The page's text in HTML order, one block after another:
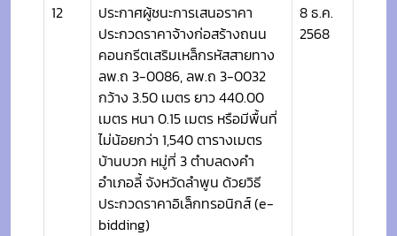
12
ประกาศผู้ชนะการเสนอราคา
ประกวดราคาจ้างก่อสร้างถนน
คอนกรีตเสริมเหล็กรหัสสายทาง
ลพ.ถ 3-0086, ลพ.ถ 3-0032
กว้าง 3.50 เมตร ยาว 440.00
เมตร หนา 0.15 เมตร หรือมีพื้นที่
ไม่น้อยกว่า 1,540 ตารางเมตร
บ้านบวก หมู่ที่ 3 ตำบลดงคำ
อำเภอลี้ จังหวัดลำพูน ด้วยวิธี
ประกวดราคาอิเล็กทรอนิกส์ (e-
bidding)
8 ธ.ค.
2568